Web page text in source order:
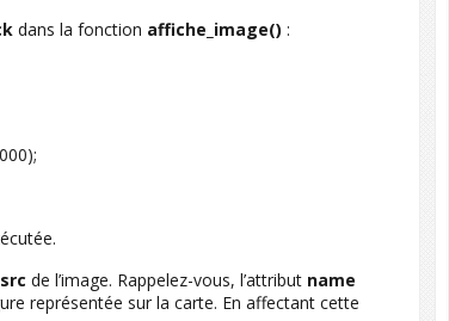
dans la fonction affiche_image() :
src de l’image. Rappelez-vous, l’attribut name
représentée sur la carte. En affectant cette